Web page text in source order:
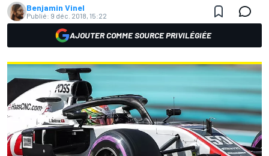
Benjamin Vinel
Publié: 9 déc. 2018, 15:22
AJOUTER COMME SOURCE PRIVILÉGIÉE